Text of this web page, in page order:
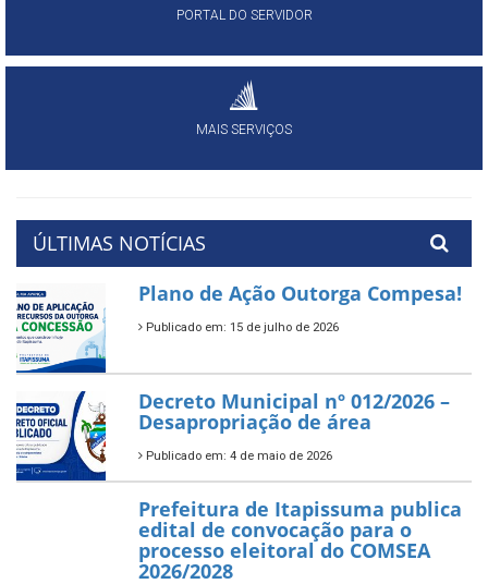
PORTAL DO SERVIDOR
MAIS SERVIÇOS
ÚLTIMAS NOTÍCIAS
Plano de Ação Outorga Compesa!
Publicado em: 15 de julho de 2026
Decreto Municipal nº 012/2026 –
Desapropriação de área
Publicado em: 4 de maio de 2026
Prefeitura de Itapissuma publica
edital de convocação para o
processo eleitoral do COMSEA
2026/2028